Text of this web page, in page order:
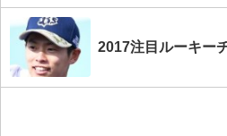
2017注目ルーキー